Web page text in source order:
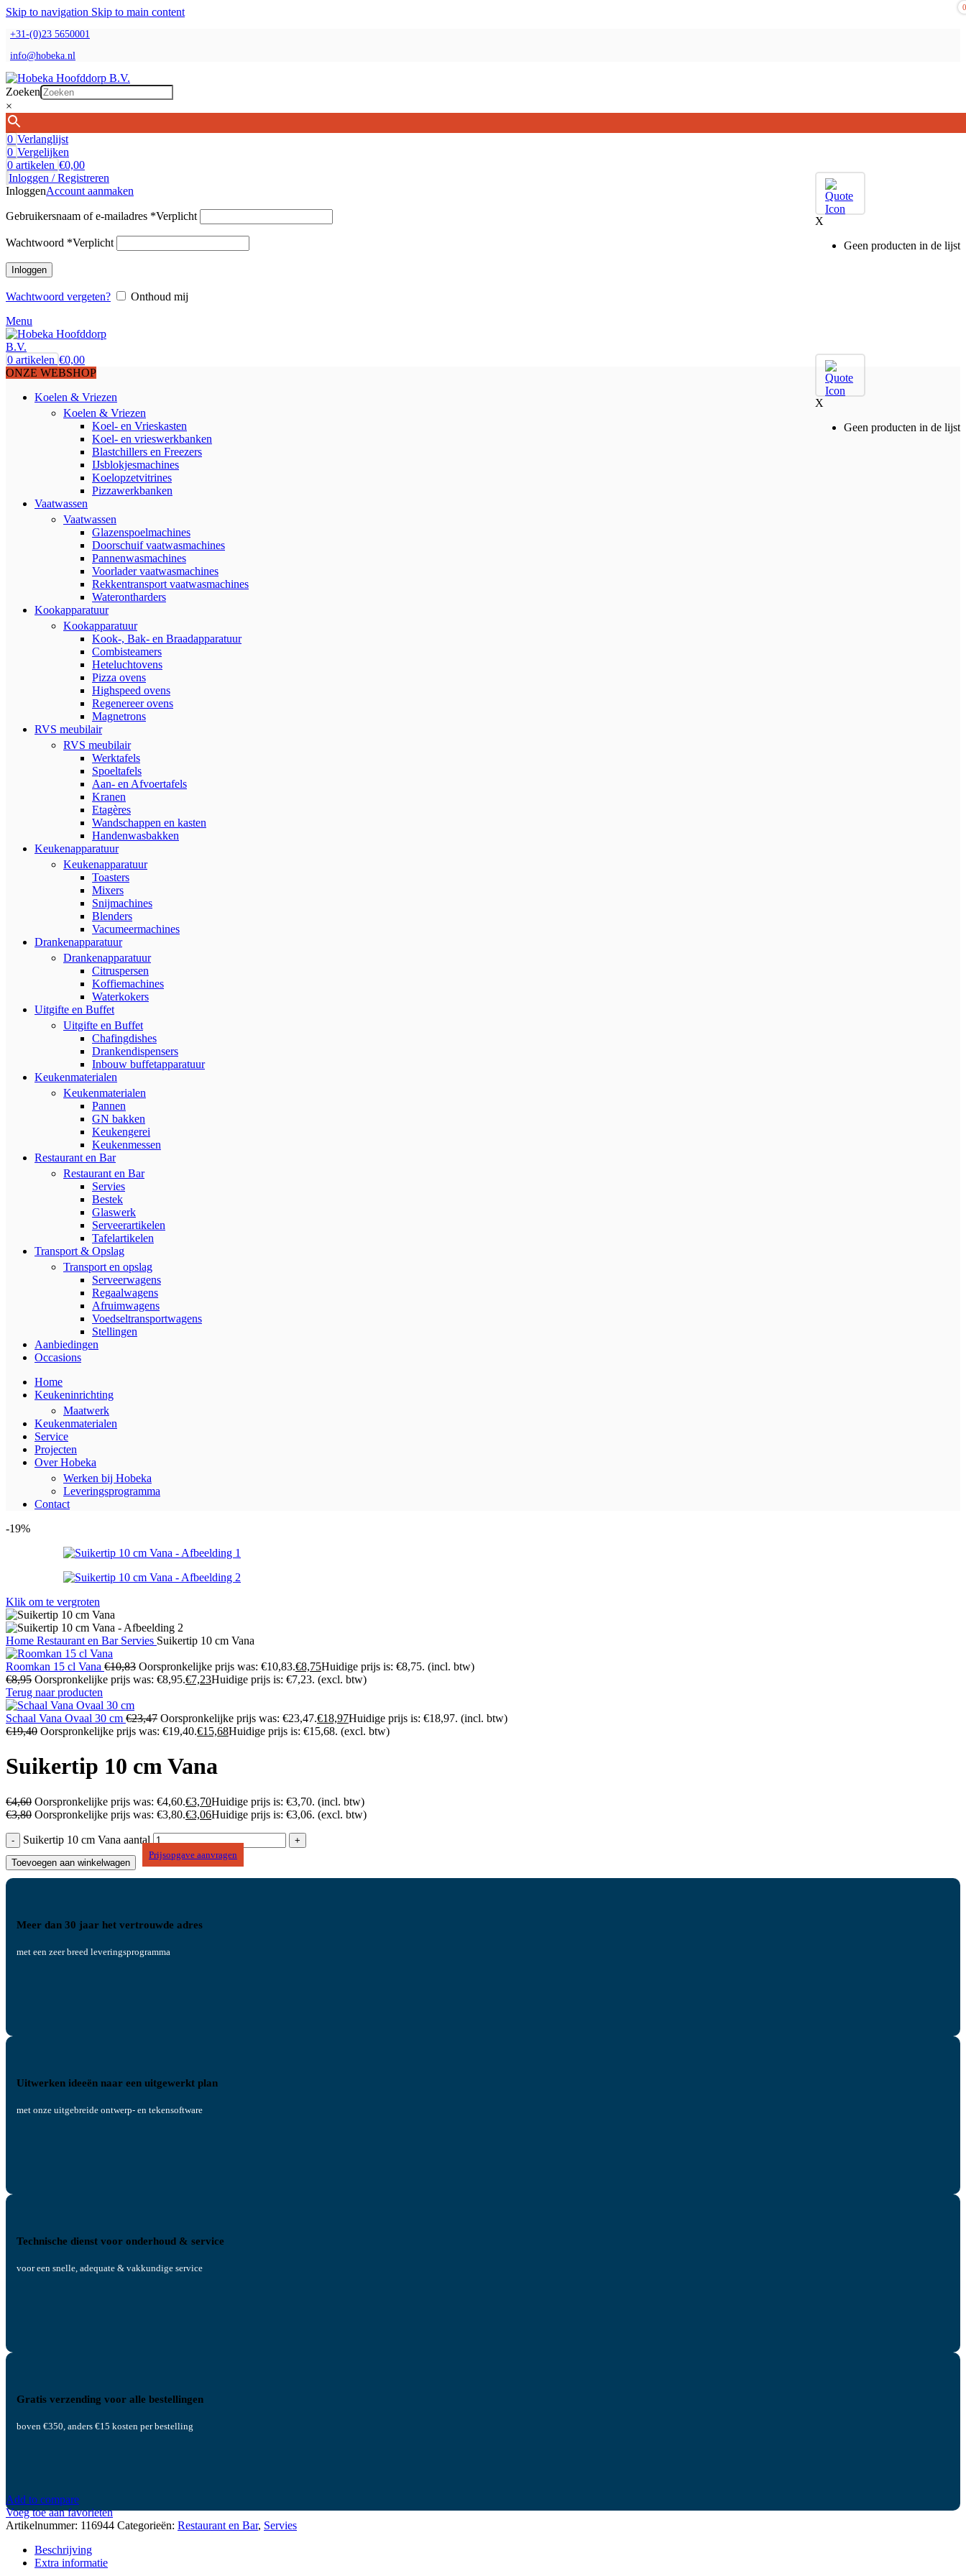
Skip to navigation Skip to main content
+31-(0)23 5650001
info@hobeka.nl
Zoeken
×
0 Verlanglijst
0 Vergelijken
0 artikelen €0,00
0
X
Geen producten in de lijst
Inloggen / Registreren
InloggenAccount aanmaken
Gebruikersnaam of e-mailadres *Verplicht
Wachtwoord *Verplicht
Inloggen
Wachtwoord vergeten?
Onthoud mij
Menu
0
X
Geen producten in de lijst
0 artikelen €0,00
ONZE WEBSHOP
Koelen & Vriezen
Koelen & Vriezen
Koel- en Vrieskasten
Koel- en vrieswerkbanken
Blastchillers en Freezers
IJsblokjesmachines
Koelopzetvitrines
Pizzawerkbanken
Vaatwassen
Vaatwassen
Glazenspoelmachines
Doorschuif vaatwasmachines
Pannenwasmachines
Voorlader vaatwasmachines
Rekkentransport vaatwasmachines
Waterontharders
Kookapparatuur
Kookapparatuur
Kook-, Bak- en Braadapparatuur
Combisteamers
Heteluchtovens
Pizza ovens
Highspeed ovens
Regenereer ovens
Magnetrons
RVS meubilair
RVS meubilair
Werktafels
Spoeltafels
Aan- en Afvoertafels
Kranen
Etagères
Wandschappen en kasten
Handenwasbakken
Keukenapparatuur
Keukenapparatuur
Toasters
Mixers
Snijmachines
Blenders
Vacumeermachines
Drankenapparatuur
Drankenapparatuur
Citruspersen
Koffiemachines
Waterkokers
Uitgifte en Buffet
Uitgifte en Buffet
Chafingdishes
Drankendispensers
Inbouw buffetapparatuur
Keukenmaterialen
Keukenmaterialen
Pannen
GN bakken
Keukengerei
Keukenmessen
Restaurant en Bar
Restaurant en Bar
Servies
Bestek
Glaswerk
Serveerartikelen
Tafelartikelen
Transport & Opslag
Transport en opslag
Serveerwagens
Regaalwagens
Afruimwagens
Voedseltransportwagens
Stellingen
Aanbiedingen
Occasions
Home
Keukeninrichting
Maatwerk
Keukenmaterialen
Service
Projecten
Over Hobeka
Werken bij Hobeka
Leveringsprogramma
Contact
-19%
Klik om te vergroten
Home Restaurant en Bar Servies Suikertip 10 cm Vana
Roomkan 15 cl Vana €10,83 Oorspronkelijke prijs was: €10,83.€8,75Huidige prijs is: €8,75. (incl. btw)
€8,95 Oorspronkelijke prijs was: €8,95.€7,23Huidige prijs is: €7,23. (excl. btw)
Terug naar producten
Schaal Vana Ovaal 30 cm €23,47 Oorspronkelijke prijs was: €23,47.€18,97Huidige prijs is: €18,97. (incl. btw)
€19,40 Oorspronkelijke prijs was: €19,40.€15,68Huidige prijs is: €15,68. (excl. btw)
Suikertip 10 cm Vana
€4,60 Oorspronkelijke prijs was: €4,60.€3,70Huidige prijs is: €3,70. (incl. btw)
€3,80 Oorspronkelijke prijs was: €3,80.€3,06Huidige prijs is: €3,06. (excl. btw)
Suikertip 10 cm Vana aantal
Toevoegen aan winkelwagen
Prijsopgave aanvragen
Meer dan 30 jaar het vertrouwde adres
met een zeer breed leveringsprogramma
Uitwerken ideeën naar een uitgewerkt plan
met onze uitgebreide ontwerp- en tekensoftware
Technische dienst voor onderhoud & service
voor een snelle, adequate & vakkundige service
Gratis verzending voor alle bestellingen
boven €350, anders €15 kosten per bestelling
Add to compare
Voeg toe aan favorieten
Artikelnummer: 116944 Categorieën: Restaurant en Bar, Servies
Beschrijving
Extra informatie